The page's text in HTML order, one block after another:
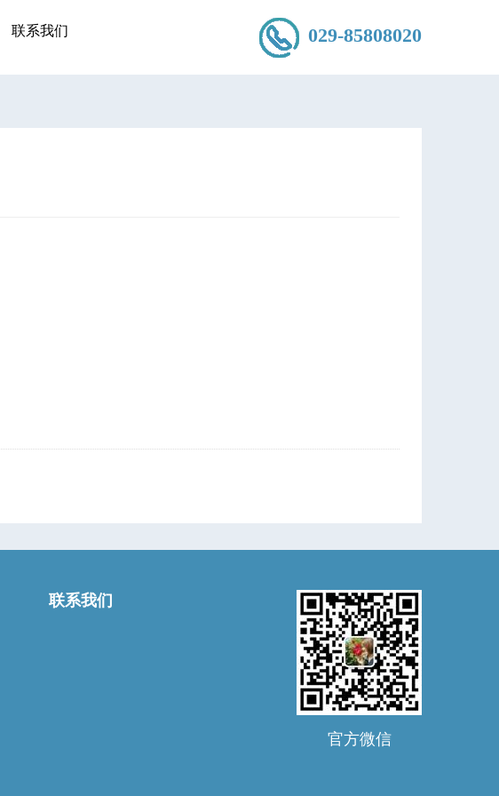
联系我们 029-85808020
联系我们
官方微信